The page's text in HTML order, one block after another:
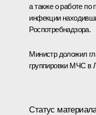
а также о работе по
инфекции
Роспотребнадзора.
Министр доложил
группировки МЧС в
Статус